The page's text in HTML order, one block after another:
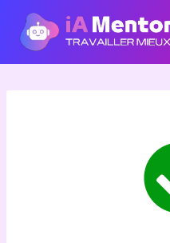
Aller
contenu